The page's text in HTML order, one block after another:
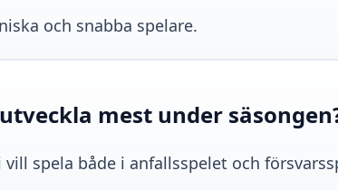
och snabba spelare.
mest under
spela både i anfallsspelet och